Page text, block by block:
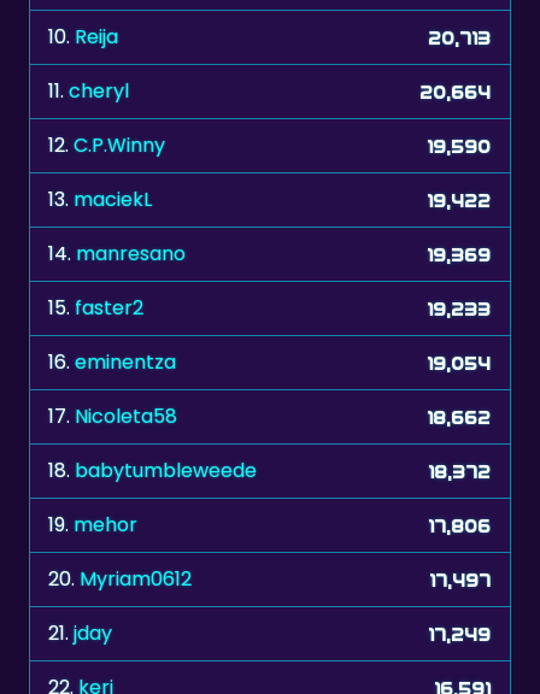
11. cheryl 20,664
12.C.P.Winny 19,590
13. maciekL 19,422
14.manresano 19,369
15. faster2 19,233
16. eminentza 19,054
17. Nicoleta58 18,662
18. babytumbleweede 18,372
19. mehor 17,806
20.Myriam0612 17,497
21. jday 17,249
22.keri 16,591
23. Migman 16,379